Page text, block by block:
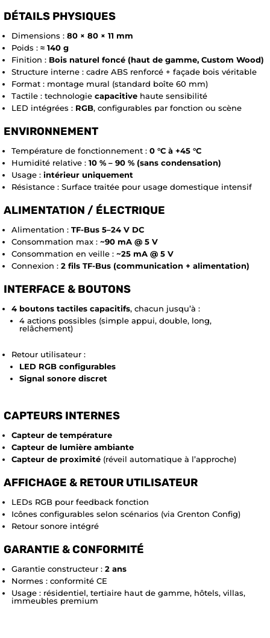
DÉTAILS PHYSIQUES
Dimensions : 80 × 80 × 11 mm
Poids : ≈ 140 g
Finition : Bois naturel foncé (haut de gamme, Custom Wood)
Structure interne : cadre ABS renforcé + façade bois véritable
Format : montage mural (standard boîte 60 mm)
Tactile : technologie capacitive haute sensibilité
LED intégrées : RGB, configurables par fonction ou scène
ENVIRONNEMENT
Température de fonctionnement : 0 °C à +45 °C
Humidité relative : 10 % – 90 % (sans condensation)
Usage : intérieur uniquement
Résistance : Surface traitée pour usage domestique intensif
ALIMENTATION / ÉLECTRIQUE
Alimentation : TF-Bus 5–24 V DC
Consommation max : ~90 mA @ 5 V
Consommation en veille : ~25 mA @ 5 V
Connexion : 2 fils TF-Bus (communication + alimentation)
INTERFACE & BOUTONS
4 boutons tactiles capacitifs, chacun jusqu’à :
4 actions possibles (simple appui, double, long,
relâchement)
Retour utilisateur :
LED RGB configurables
Signal sonore discret
CAPTEURS INTERNES
Capteur de température
Capteur de lumière ambiante
Capteur de proximité (réveil automatique à l’approche)
AFFICHAGE & RETOUR UTILISATEUR
LEDs RGB pour feedback fonction
Icônes configurables selon scénarios (via Grenton Config)
Retour sonore intégré
GARANTIE & CONFORMITÉ
Garantie constructeur : 2 ans
Normes : conformité CE
Usage : résidentiel, tertiaire haut de gamme, hôtels, villas,
immeubles premium